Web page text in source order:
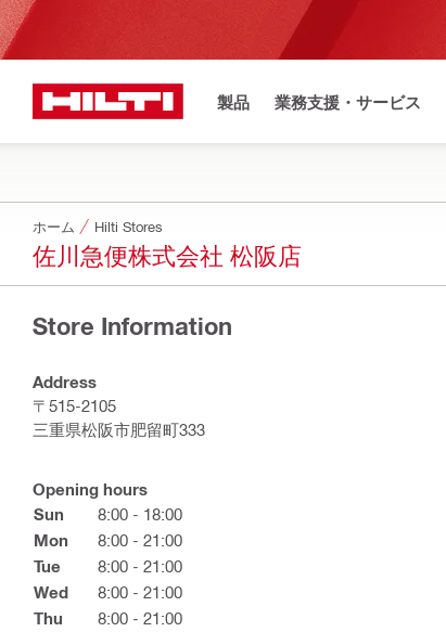
製品 業務支援・サービス
ホーム Hilti Stores
佐川急便株式会社 松阪店
Store Information
Address
〒515-2105
三重県松阪市肥留町333
Opening hours
Sun
8:00 - 18:00
Mon
8:00 - 21:00
Tue
8:00 - 21:00
Wed
8:00 - 21:00
Thu
8:00 - 21:00